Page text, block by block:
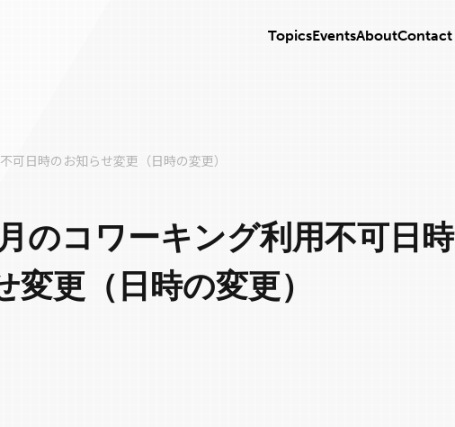
TopicsEventsAboutContact
可日時のお知らせ変更（日時の変更）
のコワーキング利用不可日時
変更（日時の変更）